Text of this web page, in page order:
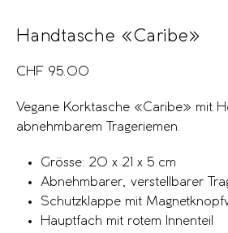
Handtasche «Caribe»
CHF 95.00
Vegane Korktasche «Caribe» mit
abnehmbarem Trageriemen.
Grösse: 20 x 21 x 5 cm
Abnehmbarer, verstellbarer
Schutzklappe mit
Hauptfach mit rotem Innenteil